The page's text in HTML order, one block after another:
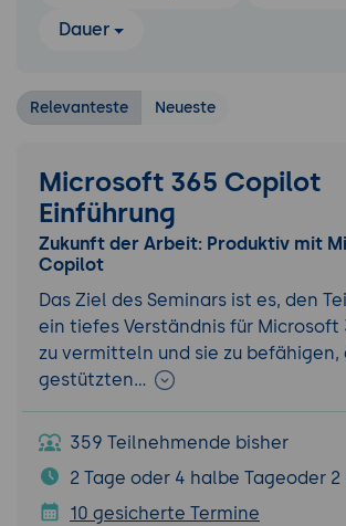
Dauer
Relevanteste Neueste
Microsoft 365 Copilot
Einführung
Zukunft der Arbeit: Produktiv mit
Copilot
Das Ziel des Seminars ist es, den
ein tiefes Verständnis für Microsoft
zu vermitteln und sie zu befähigen,
gestützten…
359 Teilnehmende bisher
2 Tage oder 4 halbe Tageoder
10 gesicherte Termine